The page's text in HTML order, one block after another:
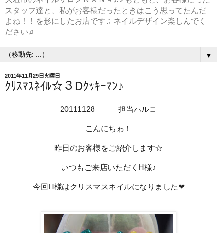
スタッフ達と、私がお客様だったときはこう思ってたんだ
よね！！を形にしたお店です♫ ネイルデザイン楽しんでく
ださい♫
▼
2011年11月29日火曜日
ｸﾘｽﾏｽﾈｲﾙ☆３Dｸｯｷｰﾏﾝ♪
20111128 担当ハルコ
こんにちゎ！
昨日のお客様をご紹介します☆
いつもご来店いただくH様♪
今回H様はクリスマスネイルになりました❤